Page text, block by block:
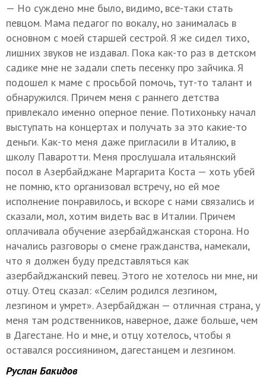
— Но суждено мне было, видимо, все-таки стать
певцом. Мама педагог по вокалу, но занималась в
основном с моей старшей сестрой. Я же сидел тихо,
лишних звуков не издавал. Пока как-то раз в детском
садике мне не задали спеть песенку про зайчика. Я
подошел к маме с просьбой помочь, тут-то талант и
обнаружился. Причем меня с раннего детства
привлекало именно оперное пение. Потихоньку начал
выступать на концертах и получать за это какие-то
деньги. Как-то меня даже пригласили в Италию, в
школу Паваротти. Меня прослушала итальянский
посол в Азербайджане Маргарита Коста — хоть убей
не помню, кто организовал встречу, но ей мое
исполнение понравилось, и вскоре с нами связались и
сказали, мол, хотим видеть вас в Италии. Причем
оплачивала обучение азербайджанская сторона. Но
начались разговоры о смене гражданства, намекали,
что я должен буду представляться как
азербайджанский певец. Этого не хотелось ни мне, ни
отцу. Отец сказал: «Селим родился лезгином,
лезгином и умрет». Азербайджан — отличная страна, у
меня там родственников, наверное, даже больше, чем
в Дагестане. Но и мне, и отцу хотелось, чтобы я
оставался россиянином, дагестанцем и лезгином.
Руслан Бакидов